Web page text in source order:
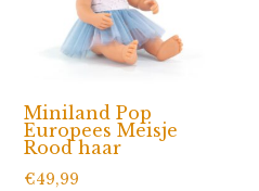
Miniland Pop
Europees Meisje
Rood haar
€49,99